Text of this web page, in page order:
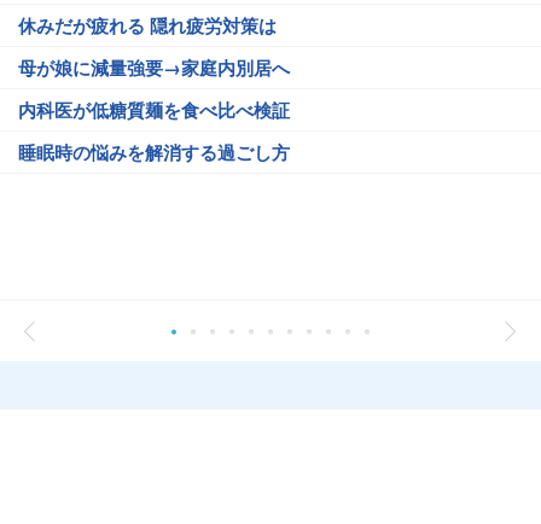
休みだが疲れる 隠れ疲労対策は
母が娘に減量強要→家庭内別居へ
内科医が低糖質麺を食べ比べ検証
睡眠時の悩みを解消する過ごし方